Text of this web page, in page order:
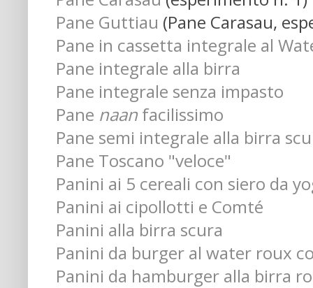
Pane Guttiau (Pane Carasau,
Pane in cassetta integrale al
Pane integrale alla birra
Pane integrale senza impasto
Pane naanfacilissimo
Pane semi integrale alla birra
Pane Toscano "veloce"
Panini ai 5 cereali con siero da
Panini ai cipollotti e Comté
Panini alla birra scura
Panini da burger al water roux
Panini da hamburger alla birra